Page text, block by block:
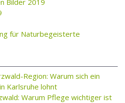
Bilder 2019
für Naturbegeisterte
Region: Warum sich ein
Karlsruhe lohnt
Warum Pflege wichtiger ist